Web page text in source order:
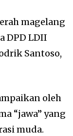
magelang
DPD LDII
Santoso,
oleh
“jawa” yang
muda.